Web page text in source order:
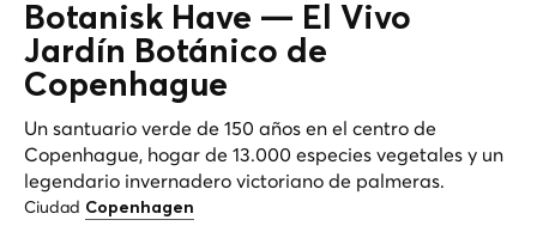
Botanisk Have — El Vivo
Jardín Botánico de
Copenhague
Un santuario verde de 150 años en el centro de
Copenhague, hogar de 13.000 especies vegetales y un
legendario invernadero victoriano de palmeras.
Ciudad Copenhagen